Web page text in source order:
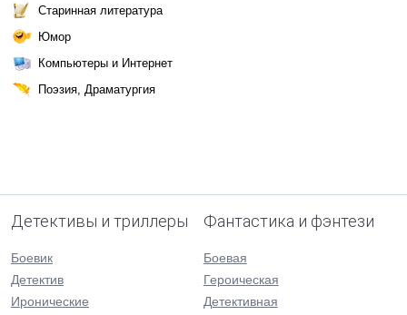
Старинная литература
Юмор
Компьютеры и Интернет
Поэзия, Драматургия
Детективы и триллеры
Боевик
Детектив
Иронические
Фантастика и фэнтези
Боевая
Героическая
Детективная